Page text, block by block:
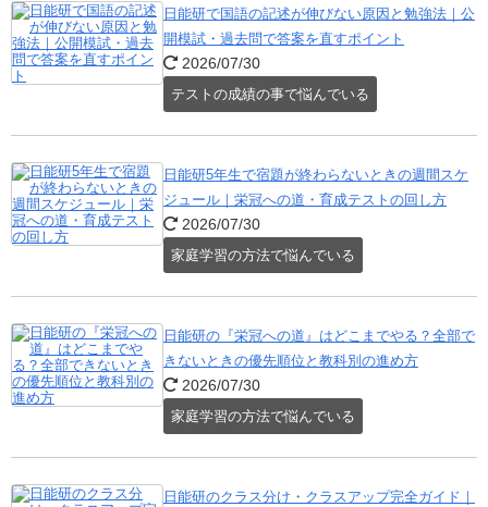
日能研で国語の記述が伸びない原因と勉強法｜公
開模試・過去問で答案を直すポイント
2026/07/30
テストの成績の事で悩んでいる
日能研5年生で宿題が終わらないときの週間スケ
ジュール｜栄冠への道・育成テストの回し方
2026/07/30
家庭学習の方法で悩んでいる
日能研の『栄冠への道』はどこまでやる？全部で
きないときの優先順位と教科別の進め方
2026/07/30
家庭学習の方法で悩んでいる
日能研のクラス分け・クラスアップ完全ガイド｜